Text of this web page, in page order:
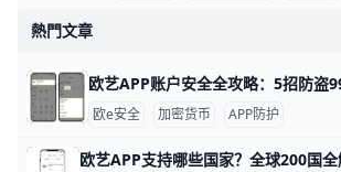
熱門文章
欧e安全 加密货币 APP防护